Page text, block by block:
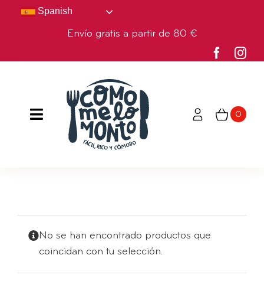
Saltar
Spanish
Envío gratis a partir de 80 €
Toggle
Navigation
BLOG
0
No se han encontrado productos que
coincidan con tu selección.